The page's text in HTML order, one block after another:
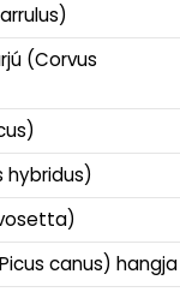
(Corvus
hybridus)
canus) hangja